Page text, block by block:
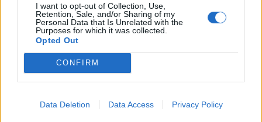
I want to opt-out of Collection, Use,
Retention, Sale, and/or Sharing of my
Personal Data that Is Unrelated with the
Purposes for which it was collected.
Opted Out
CONFIRM
Data Deletion Data Access Privacy Policy
ΓΕΎΣΗ - ΨΥΧΑΓΩΓΊΑ
Σύκο: Το φρούτο με τα μυστικά που
6 Αυγούστου 2026 17:11
ΝΟΜΌΣ ΧΑΝΊΩΝ
κρηνών πόσιμου νερού